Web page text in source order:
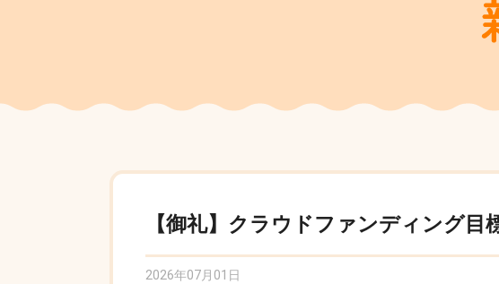
【御礼】クラウドファンディング目
2026年07月01日